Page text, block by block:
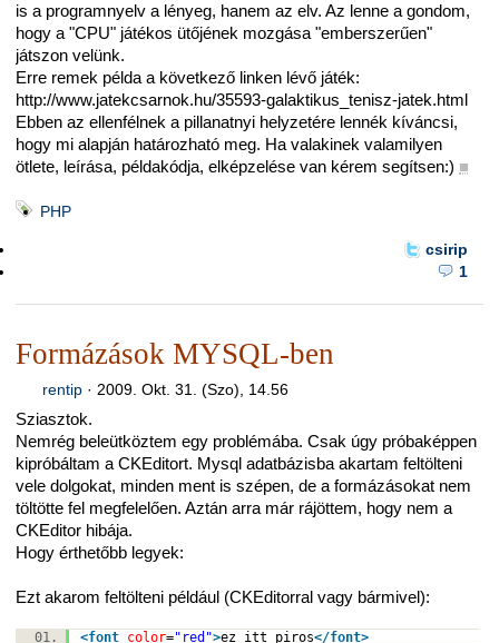
is a programnyelv a lényeg, hanem az elv. Az lenne a gondom,
hogy a "CPU" játékos ütőjének mozgása "emberszerűen"
játszon velünk.
Erre remek példa a következő linken lévő játék:
http://www.jatekcsarnok.hu/35593-galaktikus_tenisz-jatek.html
Ebben az ellenfélnek a pillanatnyi helyzetére lennék kíváncsi,
hogy mi alapján határozható meg. Ha valakinek valamilyen
ötlete, leírása, példakódja, elképzelése van kérem segítsen:) ■
PHP
csirip
1
Formázások MYSQL-ben
rentip· 2009. Okt. 31. (Szo), 14.56
Sziasztok.
Nemrég beleütköztem egy problémába. Csak úgy próbaképpen
kipróbáltam a CKEditort. Mysql adatbázisba akartam feltölteni
vele dolgokat, minden ment is szépen, de a formázásokat nem
töltötte fel megfelelően. Aztán arra már rájöttem, hogy nem a
CKEditor hibája.
Hogy érthetőbb legyek:
Ezt akarom feltölteni például (CKEditorral vagy bármivel):
<font color="red">ez itt piros</font>